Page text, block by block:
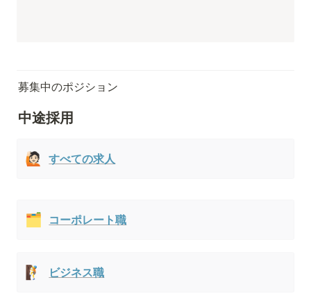
募集中のポジション
中途採用
🙋🏻 すべての求人
🗂️ コーポレート職
🧗 ビジネス職